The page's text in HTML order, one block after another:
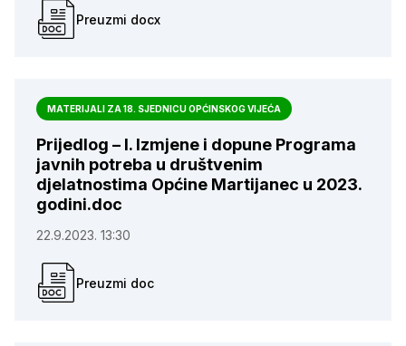
Preuzmi docx
MATERIJALI ZA 18. SJEDNICU OPĆINSKOG VIJEĆA
Prijedlog – I. Izmjene i dopune Programa
javnih potreba u društvenim
djelatnostima Općine Martijanec u 2023.
godini.doc
22.9.2023. 13:30
Preuzmi doc